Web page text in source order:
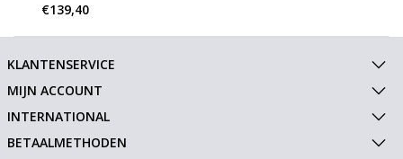
€139,40
KLANTENSERVICE
MIJN ACCOUNT
INTERNATIONAL
BETAALMETHODEN